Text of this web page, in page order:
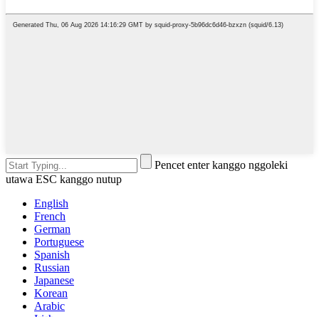
Pencet enter kanggo nggoleki
utawa ESC kanggo nutup
English
French
German
Portuguese
Spanish
Russian
Japanese
Korean
Arabic